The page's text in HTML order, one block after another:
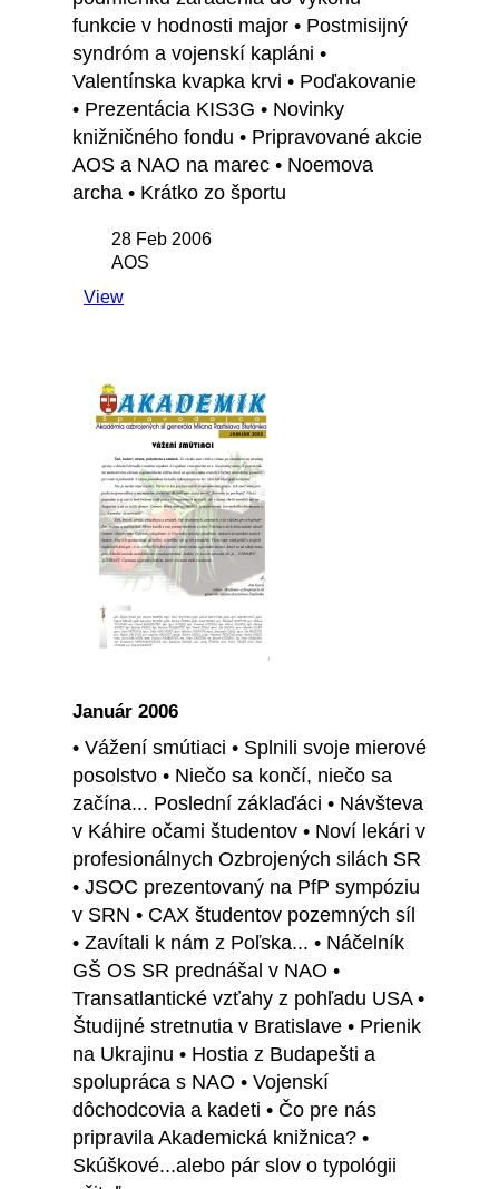
funkcie v hodnosti major • Postmisijný
syndróm a vojenskí kapláni •
Valentínska kvapka krvi • Poďakovanie
• Prezentácia KIS3G • Novinky
knižničného fondu • Pripravované akcie
AOS a NAO na marec • Noemova
archa • Krátko zo športu
28 Feb 2006
AOS
View
Január 2006
• Vážení smútiaci • Splnili svoje mierové
posolstvo • Niečo sa končí, niečo sa
začína... Poslední záklaďáci • Návšteva
v Káhire očami študentov • Noví lekári v
profesionálnych Ozbrojených silách SR
• JSOC prezentovaný na PfP sympóziu
v SRN • CAX študentov pozemných síl
• Zavítali k nám z Poľska... • Náčelník
GŠ OS SR prednášal v NAO •
Transatlantické vzťahy z pohľadu USA •
Študijné stretnutia v Bratislave • Prienik
na Ukrajinu • Hostia z Budapešti a
spolupráca s NAO • Vojenskí
dôchodcovia a kadeti • Čo pre nás
pripravila Akademická knižnica? •
Skúškové...alebo pár slov o typológii